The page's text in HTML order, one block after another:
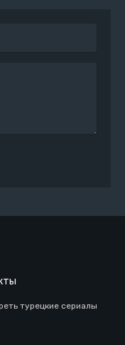
турецкие сериалы